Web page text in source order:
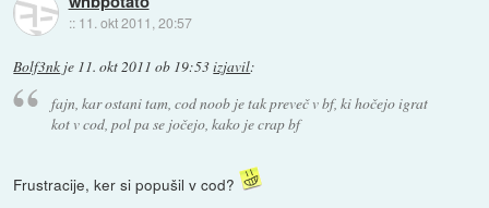
:: 11. okt 2011, 20:57
Bolf3nk je 11. okt 2011 ob 19:53izjavil:
fajn, kar ostani tam, cod noob je tak preveč v bf, ki hočejo igrat
kot v cod, pol pa se jočejo, kako je crap bf
Frustracije, ker si popušil v cod?